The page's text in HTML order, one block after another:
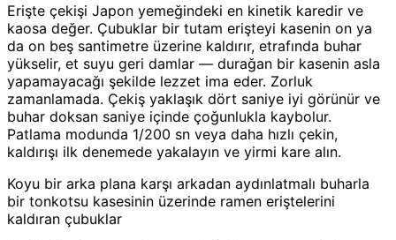
Erişte çekişi Japon yemeğindeki en kinetik karedir ve
kaosa değer. Çubuklar bir tutam erişteyi kasenin on ya
da on beş santimetre üzerine kaldırır, etrafında buhar
yükselir, et suyu geri damlar — durağan bir kasenin asla
yapamayacağı şekilde lezzet ima eder. Zorluk
zamanlamada. Çekiş yaklaşık dört saniye iyi görünür ve
buhar doksan saniye içinde çoğunlukla kaybolur.
Patlama modunda 1/200 sn veya daha hızlı çekin,
kaldırışı ilk denemede yakalayın ve yirmi kare alın.
Koyu bir arka plana karşı arkadan aydınlatmalı buharla
bir tonkotsu kasesinin üzerinde ramen eriştelerini
kaldıran çubuklar